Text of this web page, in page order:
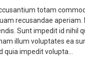
totam
recusandae aperiam.
Sunt impedit id nihil
illum voluptates ea
impedit volupta...